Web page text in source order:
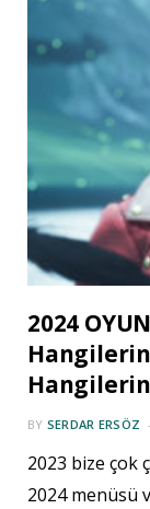
2024
BY SERDAR ERSÖZ
2023 bize çok
2024 menüsü